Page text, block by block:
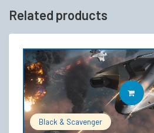
Related products
Black & Scavenger
IN